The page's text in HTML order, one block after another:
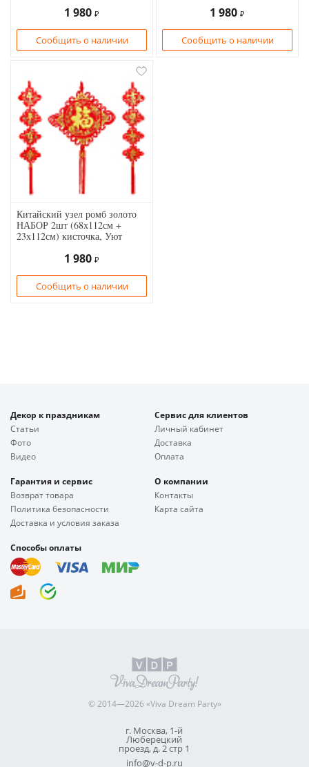
1 980 ₽
Сообщить о наличии
1 980 ₽
Сообщить о наличии
Китайский узел ромб золото
НАБОР 2шт (68х112см +
23х112см) кисточка, Уют
1 980 ₽
Сообщить о наличии
Декор к праздникам
Статьи
Фото
Видео
Сервис для клиентов
Личный кабинет
Доставка
Оплата
Гарантия и сервис
Возврат товара
Политика безопасности
Доставка и условия заказа
О компании
Контакты
Карта сайта
Способы оплаты
© 2014—2026 «Viva Dream Party»
г. Москва, 1-й
Люберецкий
проезд, д. 2 стр 1
info@v-d-p.ru